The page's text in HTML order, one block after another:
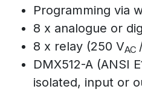
Programming via
8 x analogue or
8 x relay (250 VAC
DMX512-A (ANSI
isolated, input or